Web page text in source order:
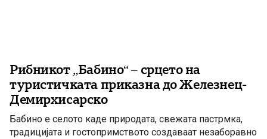
Рибникот „Бабино“ – срцето на
туристичката приказна до Железнец-
Демирхисарско
Бабино е селото каде природата, свежата пастрмка,
традицијата и гостопримството создаваат незаборавно